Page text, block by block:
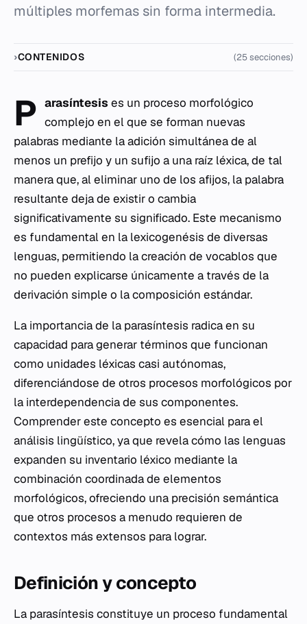
múltiples morfemas sin forma intermedia.
CONTENIDOS (25 secciones)
P arasíntesis es un proceso morfológico
complejo en el que se forman nuevas
palabras mediante la adición simultánea de al
menos un prefijo y un sufijo a una raíz léxica, de tal
manera que, al eliminar uno de los afijos, la palabra
resultante deja de existir o cambia
significativamente su significado. Este mecanismo
es fundamental en la lexicogenésis de diversas
lenguas, permitiendo la creación de vocablos que
no pueden explicarse únicamente a través de la
derivación simple o la composición estándar.
La importancia de la parasíntesis radica en su
capacidad para generar términos que funcionan
como unidades léxicas casi autónomas,
diferenciándose de otros procesos morfológicos por
la interdependencia de sus componentes.
Comprender este concepto es esencial para el
análisis lingüístico, ya que revela cómo las lenguas
expanden su inventario léxico mediante la
combinación coordinada de elementos
morfológicos, ofreciendo una precisión semántica
que otros procesos a menudo requieren de
contextos más extensos para lograr.
Definición y concepto
La parasíntesis constituye un proceso fundamental